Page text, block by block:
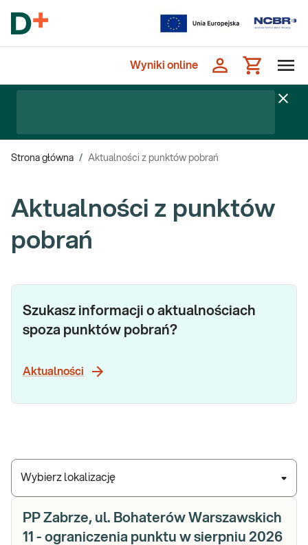
Wyniki online
Strona główna / Aktualności z punktów pobrań
Aktualności z punktów
pobrań
Wybierz lokalizację
Szukasz informacji o aktualnościach
spoza punktów pobrań?
Aktualności
PP Zabrze, ul. Bohaterów Warszawskich
11 - ograniczenia punktu w sierpniu 2026